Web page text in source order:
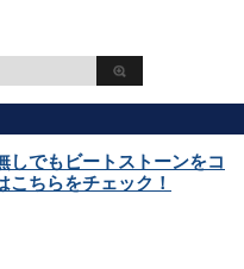
しでもビートストーンをコ
こちらをチェック！